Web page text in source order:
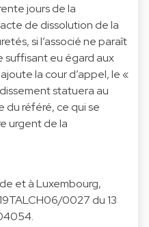
jours de la
de dissolution de la
si l’associé ne paraît
suffisant eu égard aux
la cour d’appel, le «
statuera au
du référé, ce qui se
urgent de la
et à Luxembourg,
0027 du 13